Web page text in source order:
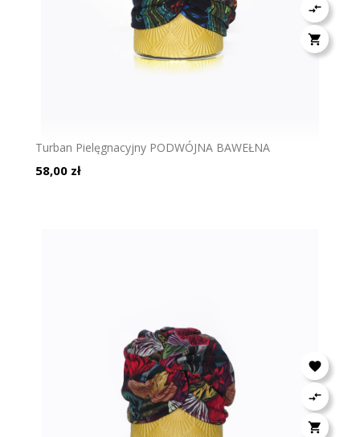


Turban Pielęgnacyjny PODWÓJNA BAWEŁNA
Cena
58,00 zł


